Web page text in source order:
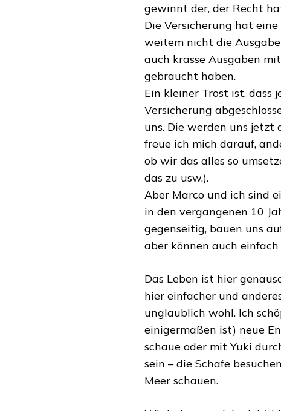
gewinnt der, der Recht
Die Versicherung hat
weitem nicht die
auch krasse Ausgaben
gebraucht haben.
Ein kleiner Trost ist,
Versicherung
uns. Die werden uns jetzt
freue ich mich darauf,
ob wir das alles so
das zu usw.).
Aber Marco und ich sind
in den vergangenen 10
gegenseitig, bauen uns
aber können auch
Das Leben ist hier
hier einfacher und
unglaublich wohl. Ich
einigermaßen ist) neue
schaue oder mit Yuki
sein – die Schafe
Meer schauen.